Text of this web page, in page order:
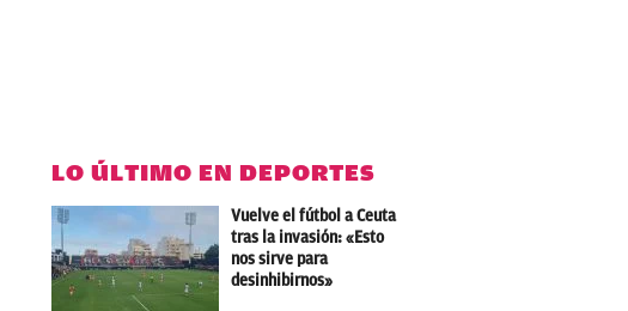
LO ÚLTIMO EN DEPORTES
Vuelve el fútbol a Ceuta
tras la invasión: «Esto
nos sirve para
desinhibirnos»